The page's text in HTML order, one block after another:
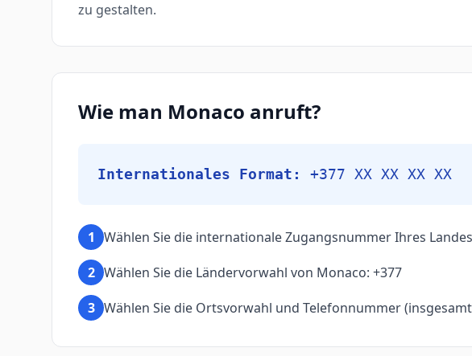
zu gestalten.
Wie man Monaco anruft?
Internationales Format: +377 XX XX XX XX
1 Wählen Sie die internationale Zugangsnummer Ihres
2 Wählen Sie die Ländervorwahl von Monaco: +377
3 Wählen Sie die Ortsvorwahl und Telefonnummer